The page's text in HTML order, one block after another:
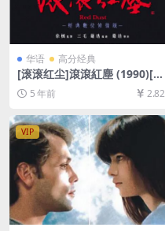
华语 高分经典
[滚滚红尘]滾滾紅塵 (1990)[百
度网盘+迅雷云盘资源1080P
超清未删减][MP4/5.4GB][国
语中字]
5 年前 2.82
VIP